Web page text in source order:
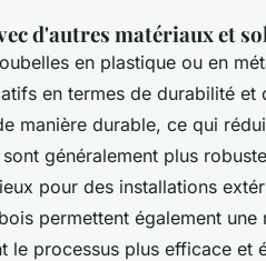
d'autres matériaux et
en plastique ou en
en termes de durabilité
manière durable, ce qui
généralement plus
pour des installations
permettent également une
le processus plus efficace et